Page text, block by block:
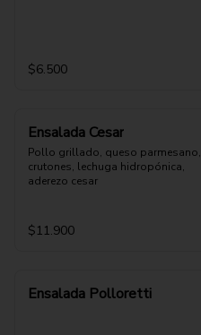
$6.500
Ensalada Cesar
Pollo grillado, queso parmesano,
crutones, lechuga hidropónica,
aderezo cesar
$11.900
Ensalada Polloretti